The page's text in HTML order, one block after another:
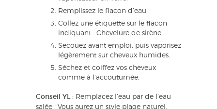
Remplissez le flacon d’eau.
Collez une étiquette sur le flacon
indiquant : Chevelure de sirène
Secouez avant emploi, puis vaporisez
légèrement sur cheveux humides.
Séchez et coiffez vos cheveux
comme à l’accoutumée.
Conseil YL : Remplacez l’eau par de l’eau
salée ! Vous aurez un style plage naturel,